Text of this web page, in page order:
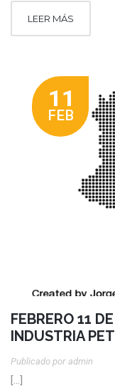
LEER MÁS
11
FEB
FEBRERO 11
INDUSTRIA
Publicado por Admin
[…]